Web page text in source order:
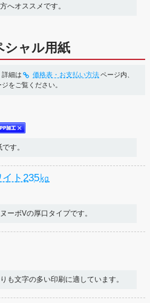
へオススメです。
シャル用紙
詳細は 価格表・お支払い方法ページ内、
をご覧ください。
す。
ト235㎏
ーボVの厚口タイプです。
も文字の多い印刷に適しています。